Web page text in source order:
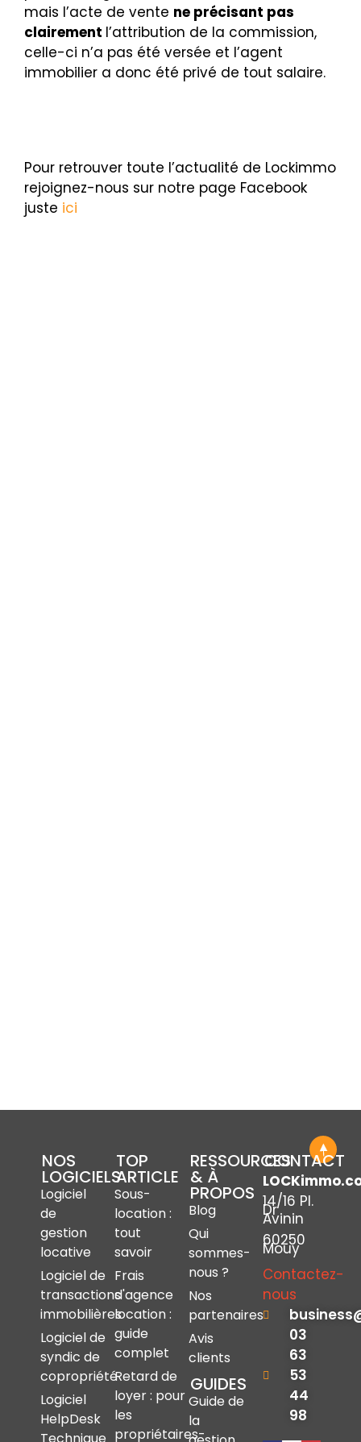
mais l’acte de vente ne précisant pas
clairement l’attribution de la commission,
celle-ci n’a pas été versée et l’agent
immobilier a donc été privé de tout salaire.
Pour retrouver toute l’actualité de Lockimmo
rejoignez-nous sur notre page Facebook
juste ici
NOS
LOGICIELS
Logiciel
de
gestion
locative
Logiciel de
transactions
immobilières
Logiciel de
syndic de
copropriété
Logiciel
HelpDesk
TOP
ARTICLE
Sous-
location :
tout
savoir
Frais
d'agence
location :
guide
complet
Retard de
loyer : pour
les
propriétaires-
RESSOURCES
& À
PROPOS
Blog
Qui
sommes-
nous ?
Nos
partenaires
Avis
clients
GUIDES
Guide de
la
CONTACT
14/16 Pl.
Dr
Avinin
60250
Mouy
Contactez-
nous
03
63
53
44
98